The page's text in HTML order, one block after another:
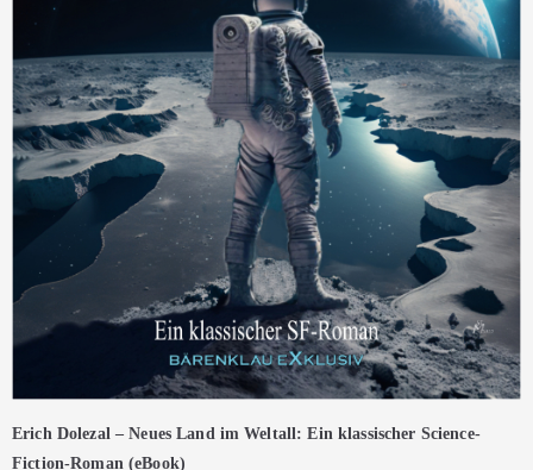
Erich Dolezal – Neues Land im Weltall: Ein klassischer Science-
Fiction-Roman (eBook)